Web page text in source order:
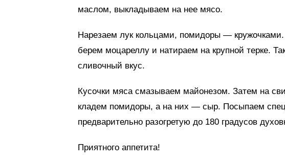
маслом, выкладываем на нее мясо.
Нарезаем лук кольцами, помидоры —
берем моцареллу и натираем на крупной терке.
сливочный вкус.
Кусочки мяса смазываем майонезом. Затем на
кладем помидоры, а на них — сыр. Посыпаем
предварительно разогретую до 180 градусов
Приятного аппетита!